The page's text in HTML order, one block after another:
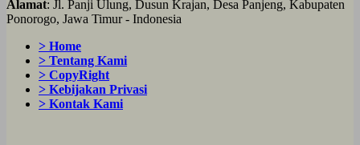
Alamat: Jl. Panji Ulung, Dusun Krajan, Desa Panjeng, Kabupaten
Ponorogo, Jawa Timur - Indonesia
> Home
> Tentang Kami
> CopyRight
> Kebijakan Privasi
> Kontak Kami